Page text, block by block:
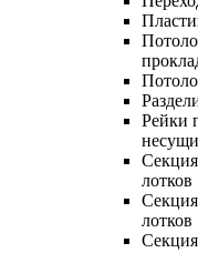
Рейки
Секция
лотков
Секция
лотков
Секция